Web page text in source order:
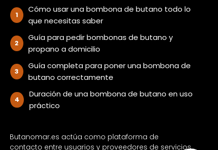
Cómo usar una bombona de butano todo lo
que necesitas saber
Guía para pedir bombonas de butano y
propano a domicilio
Guía completa para poner una bombona de
butano correctamente
Duración de una bombona de butano en uso
práctico
Butanomar.es actúa como plataforma de
contacto entre usuarios y proveedores de servicios